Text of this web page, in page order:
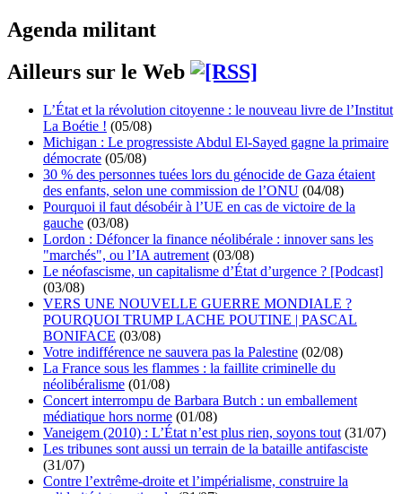
Agenda militant
Ailleurs sur le Web
L’État et la révolution citoyenne : le nouveau livre de l’Institut
La Boétie ! (05/08)
Michigan : Le progressiste Abdul El-Sayed gagne la primaire
démocrate (05/08)
30 % des personnes tuées lors du génocide de Gaza étaient
des enfants, selon une commission de l’ONU (04/08)
Pourquoi il faut désobéir à l’UE en cas de victoire de la
gauche (03/08)
Lordon : Défoncer la finance néolibérale : innover sans les
"marchés", ou l’IA autrement (03/08)
Le néofascisme, un capitalisme d’État d’urgence ? [Podcast]
(03/08)
VERS UNE NOUVELLE GUERRE MONDIALE ?
POURQUOI TRUMP LACHE POUTINE | PASCAL
BONIFACE (03/08)
Votre indifférence ne sauvera pas la Palestine (02/08)
La France sous les flammes : la faillite criminelle du
néolibéralisme (01/08)
Concert interrompu de Barbara Butch : un emballement
médiatique hors norme (01/08)
Vaneigem (2010) : L’État n’est plus rien, soyons tout (31/07)
Les tribunes sont aussi un terrain de la bataille antifasciste
(31/07)
Contre l’extrême-droite et l’impérialisme, construire la